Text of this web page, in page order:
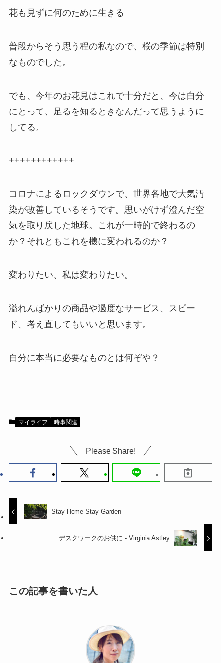
花も見ずに何のために生きる
普段からそう思う程の私なので、桜の季節は特別
なものでした。
でも、今年のお花見はこれで十分だと、今は自分
にとって、足るを知るときなんだって思うように
してる。
++++++++++++
コロナによるロックダウンで、世界各地で大気汚
染が改善しているそうです。思いがけず澄んだ空
気を取り戻した地球。これが一時的で終わるの
か？それともこれを機に変われるのか？
変わりたい、私は変わりたい。
溢れんばかりの商品や過度なサービス、スピー
ド、考え直してもいいと思います。
自分に本当に必要なものとは何ぞや？
マイライフ 時事関連
Please Share!
Stay Home Stay Garden
デスクワークのお供に - Virginia Astley
この記事を書いた人